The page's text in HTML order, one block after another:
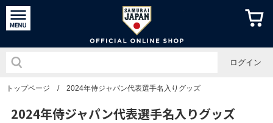
侍ジャパ
ログイン
トップページ / 2024年侍ジャパン代表選手名入りグッズ
2024年侍ジャパン代表選手名入りグッズ